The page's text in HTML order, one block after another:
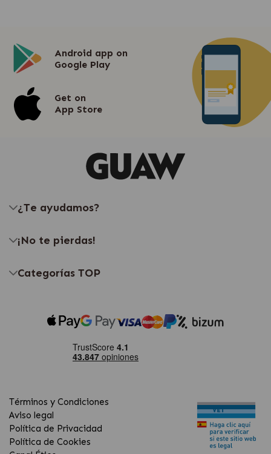
Android app on
Google Play
Get on
App Store
¿Te ayudamos?
¡No te pierdas!
Categorías TOP
Términos y Condiciones
Aviso legal
Política de Privacidad
Política de Cookies